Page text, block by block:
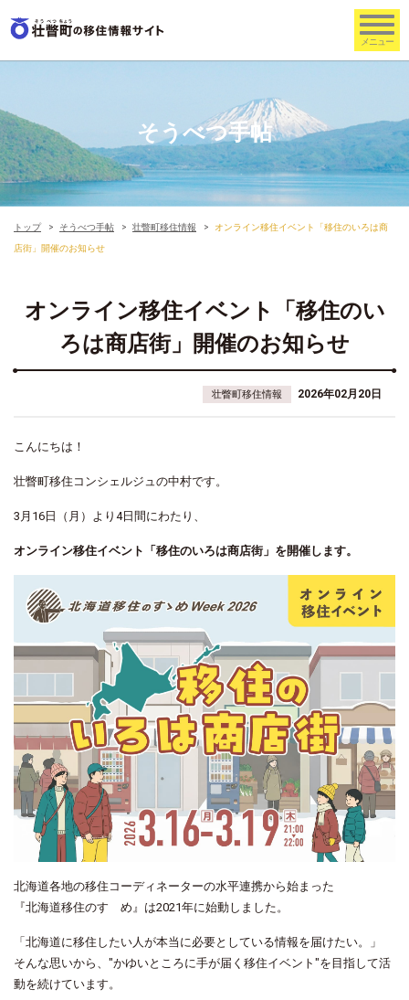
そうべつ手帖
トップ そうべつ手帖 壮瞥町移住情報 オンライン移住イベント「移住のいろは商
店街」開催のお知らせ
オンライン移住イベント「移住のい
ろは商店街」開催のお知らせ
壮瞥町移住情報 2026年02月20日
こんにちは！
壮瞥町移住コンシェルジュの中村です。
3 月 16 日（月）より 4日間にわたり、
オンライン移住イベント「移住のいろは商店街」を開催します。
北海道各地の移住コーディネーターの水平連携から始まった
『北海道移住のすゝめ』は2021年に始動しました。
「北海道に移住したい人が本当に必要としている情報を届けたい。」
そんな思いから、 "かゆいところに手が届く移住イベント "を目指して活
動を続けています。